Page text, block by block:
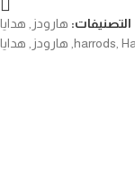
التصنيفات: هارودز , هدايا
harrods,
, هارودز , هدايا